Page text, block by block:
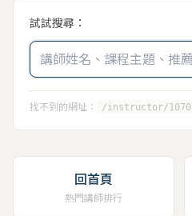
試試搜尋：
找不到的網址： /instructor/1070
回首頁
熱門講師排行